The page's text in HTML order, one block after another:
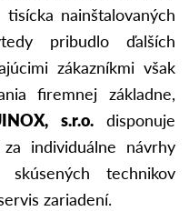
nainštalovaných
pribudlo ďalších
zákazníkmi však
firemnej základne,
s.r.o.disponuje
individuálne návrhy
technikov
zariadení.